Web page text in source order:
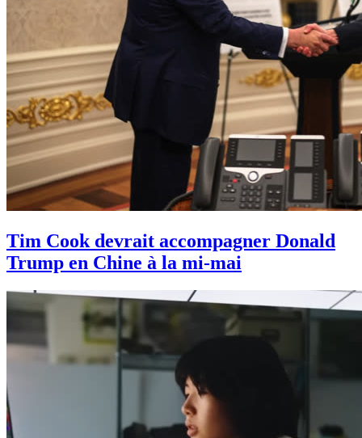
Tim Cook devrait accompagner Donald
Trump en Chine à la mi-mai